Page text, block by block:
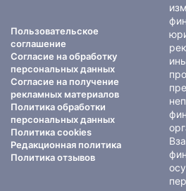
Пользовательское
соглашение
Согласие на обработку
персональных данных
Согласие на получение
рекламных материалов
Политика обработки
персональных данных
Политика cookies
Редакционная политика
Политика отзывов